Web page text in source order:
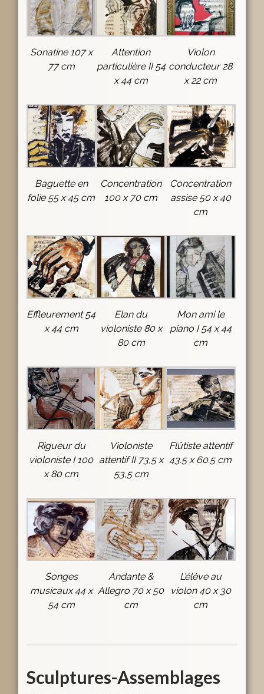
Sonatine 107 x
77 cm
Attention
particulière II 54
x 44 cm
Violon
conducteur 28
x 22 cm
Baguette en
folie 55 x 45 cm
Concentration
100 x 70 cm
Concentration
assise 50 x 40
cm
Effleurement 54
x 44 cm
Elan du
violoniste 80 x
80 cm
Mon ami le
piano I 54 x 44
cm
Rigueur du
violoniste I 100
x 80 cm
Violoniste
attentif II 73,5 x
53,5 cm
Flûtiste attentif
43.5 x 60.5 cm
Songes
musicaux 44 x
54 cm
Andante &
Allegro 70 x 50
cm
L’élève au
violon 40 x 30
cm
Sculptures-Assemblages